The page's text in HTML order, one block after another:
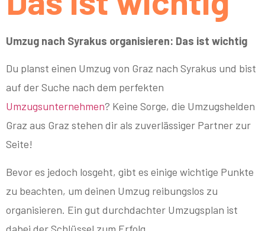
Umzug nach Syrakus organisieren: Das ist wichtig
Du planst einen Umzug von Graz nach Syrakus und bist
auf der Suche nach dem perfekten
Umzugsunternehmen? Keine Sorge, die Umzugshelden
Graz aus Graz stehen dir als zuverlässiger Partner zur
Seite!
Bevor es jedoch losgeht, gibt es einige wichtige Punkte
zu beachten, um deinen Umzug reibungslos zu
organisieren. Ein gut durchdachter Umzugsplan ist
dabei der Schlüssel zum Erfolg.